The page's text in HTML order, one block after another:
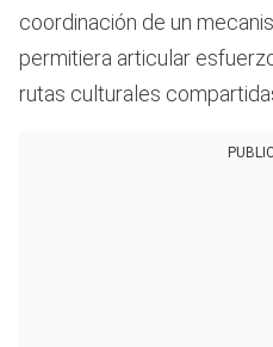
coordinación de un
permitiera articular
rutas culturales